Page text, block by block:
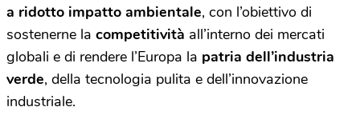
a ridotto impatto ambientale, con l’obiettivo di
sostenerne la competitività all’interno dei mercati
globali e di rendere l’Europa la patria dell’industria
verde, della tecnologia pulita e dell’innovazione
industriale.